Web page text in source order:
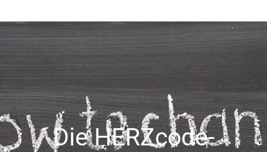
Die HERZcode-